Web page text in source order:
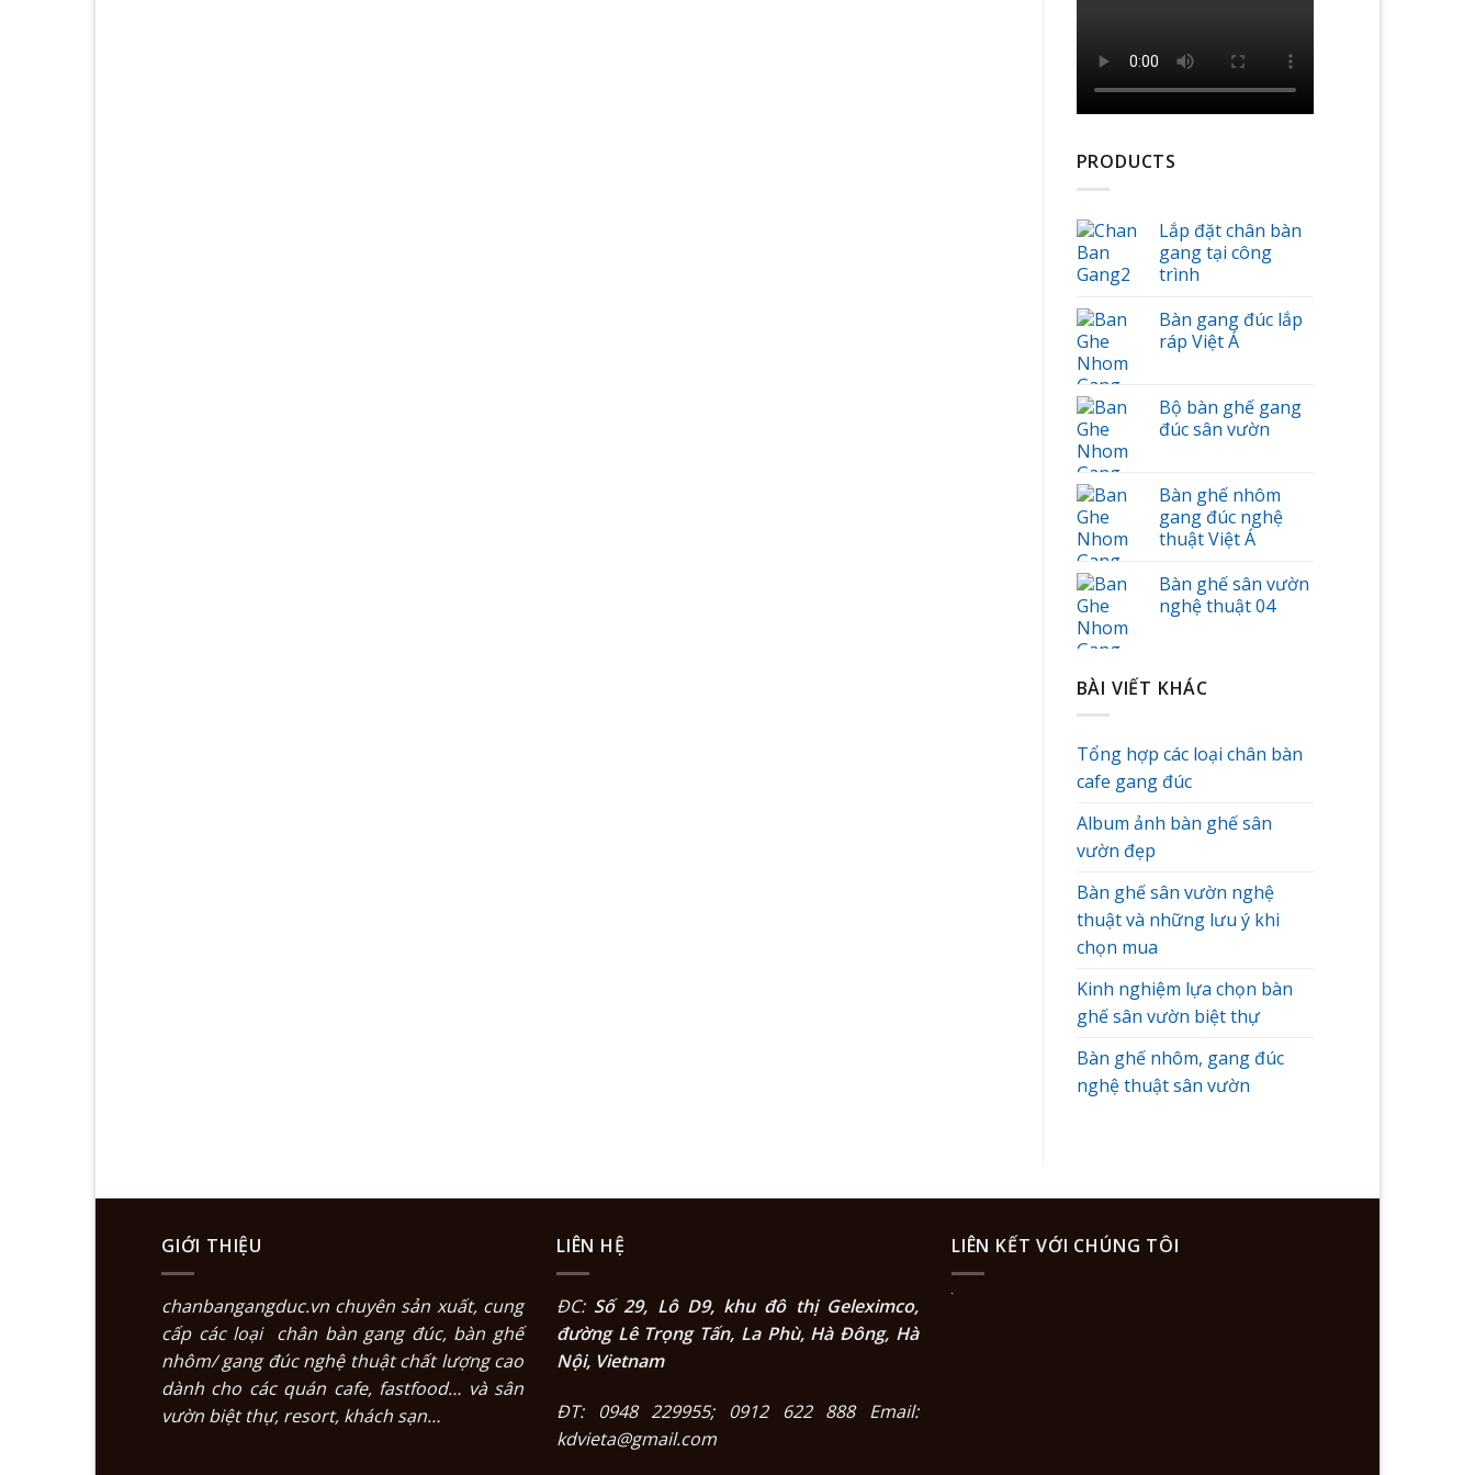
PRODUCTS
Lắp đặt chân bàn
gang tại công
trình
Bàn gang đúc lắp
ráp Việt Á
Bộ bàn ghế gang
đúc sân vườn
Bàn ghế nhôm
gang đúc nghệ
thuật Việt Á
Bàn ghế sân vườn
nghệ thuật 04
BÀI VIẾT KHÁC
Tổng hợp các loại chân bàn
cafe gang đúc
Album ảnh bàn ghế sân
vườn đẹp
Bàn ghế sân vườn nghệ
thuật và những lưu ý khi
chọn mua
Kinh nghiệm lựa chọn bàn
ghế sân vườn biệt thự
Bàn ghế nhôm, gang đúc
nghệ thuật sân vườn
GIỚI THIỆU
chanbangangduc.vn chuyên sản xuất, cung
cấp các loại chân bàn gang đúc, bàn ghế
nhôm/ gang đúc nghệ thuậtchất lượng cao
dành cho các quán cafe, fastfood… và sân
vườn biệt thự, resort, khách sạn…
LIÊN HỆ
ĐC: Số 29, Lô D9, khu đô thị Geleximco,
đường Lê Trọng Tấn, La Phù, Hà Đông, Hà
Nội, Vietnam
ĐT: 0948 229955; 0912 622 888 Email:
kdvieta@gmail.com
LIÊN KẾT VỚI CHÚNG TÔI